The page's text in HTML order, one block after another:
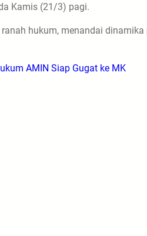
Kamis (21/3) pagi.
hukum, menandai
AMIN Siap Gugat ke MK